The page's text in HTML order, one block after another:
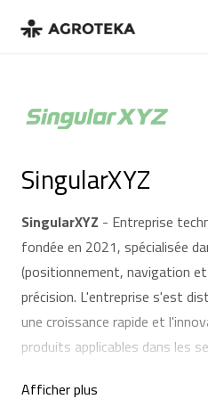
SingularXYZ
SingularXYZ - Entreprise
fondée en 2021, spécialisée
(positionnement, navigation
précision. L'entreprise s'est
une croissance rapide et
produits applicables dans les
Afficher plus